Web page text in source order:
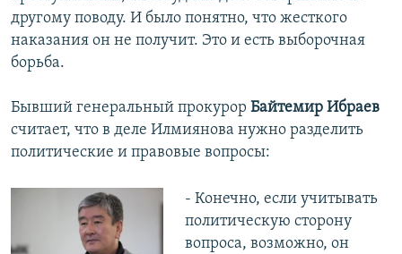
другому поводу. И было понятно, что жесткого
наказания он не получит. Это и есть выборочная
борьба.
Бывший генеральный прокурор Байтемир Ибраев
считает, что в деле Илмиянова нужно разделить
политические и правовые вопросы:
- Конечно, если учитывать
политическую сторону
вопроса, возможно, он